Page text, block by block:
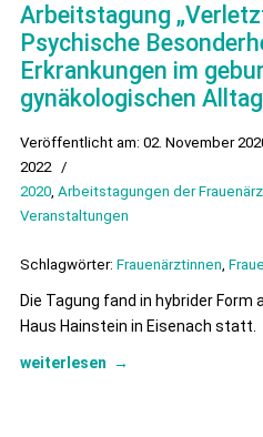
Arbeitstagung
Psychische
Erkrankungen im
gynäkologischen
Veröffentlicht am: 02. November
2022 /
2020, Arbeitstagungen der
Veranstaltungen
Schlagwörter: Frauenärztinnen,
Die Tagung fand in hybrider Form
Haus Hainstein in Eisenach statt.
weiterlesen →